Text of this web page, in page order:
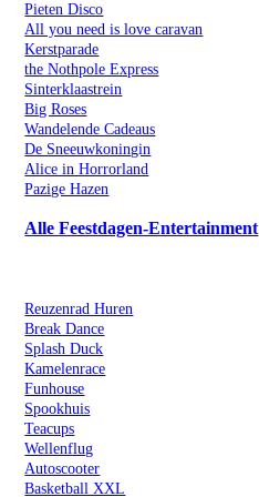
Pieten Disco
All you need is love caravan
Kerstparade
the Nothpole Express
Sinterklaastrein
Big Roses
Wandelende Cadeaus
De Sneeuwkoningin
Alice in Horrorland
Pazige Hazen
Alle Feestdagen-Entertainment
Reuzenrad Huren
Break Dance
Splash Duck
Kamelenrace
Funhouse
Spookhuis
Teacups
Wellenflug
Autoscooter
Basketball XXL